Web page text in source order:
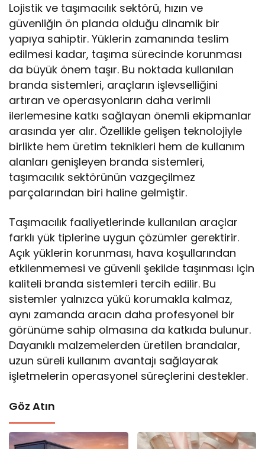
Lojistik ve taşımacılık sektörü, hızın ve
güvenliğin ön planda olduğu dinamik bir
yapıya sahiptir. Yüklerin zamanında teslim
edilmesi kadar, taşıma sürecinde korunması
da büyük önem taşır. Bu noktada kullanılan
branda sistemleri, araçların işlevselliğini
artıran ve operasyonların daha verimli
ilerlemesine katkı sağlayan önemli ekipmanlar
arasında yer alır. Özellikle gelişen teknolojiyle
birlikte hem üretim teknikleri hem de kullanım
alanları genişleyen branda sistemleri,
taşımacılık sektörünün vazgeçilmez
parçalarından biri haline gelmiştir.
Taşımacılık faaliyetlerinde kullanılan araçlar
farklı yük tiplerine uygun çözümler gerektirir.
Açık yüklerin korunması, hava koşullarından
etkilenmemesi ve güvenli şekilde taşınması için
kaliteli branda sistemleri tercih edilir. Bu
sistemler yalnızca yükü korumakla kalmaz,
aynı zamanda aracın daha profesyonel bir
görünüme sahip olmasına da katkıda bulunur.
Dayanıklı malzemelerden üretilen brandalar,
uzun süreli kullanım avantajı sağlayarak
işletmelerin operasyonel süreçlerini destekler.
Göz Atın